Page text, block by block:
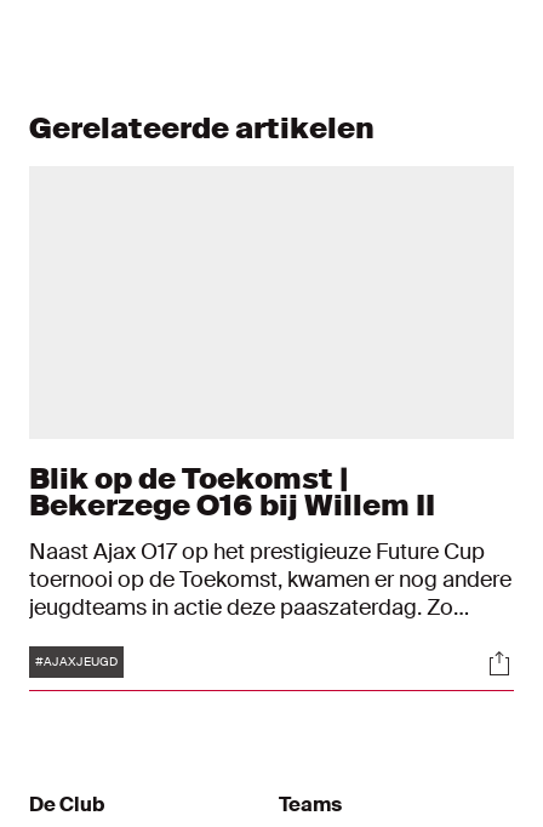
Gerelateerde artikelen
Blik op de Toekomst |
Bekerzege O16 bij Willem II
Naast Ajax O17 op het prestigieuze Future Cup
toernooi op de Toekomst, kwamen er nog andere
jeugdteams in actie deze paaszaterdag. Zo
bekerduel. O16 won en drong door tot de
volgende ronde. O13-2 verloor na strafschoppen.
Tags
#AJAXJEUGD
De Club
Teams